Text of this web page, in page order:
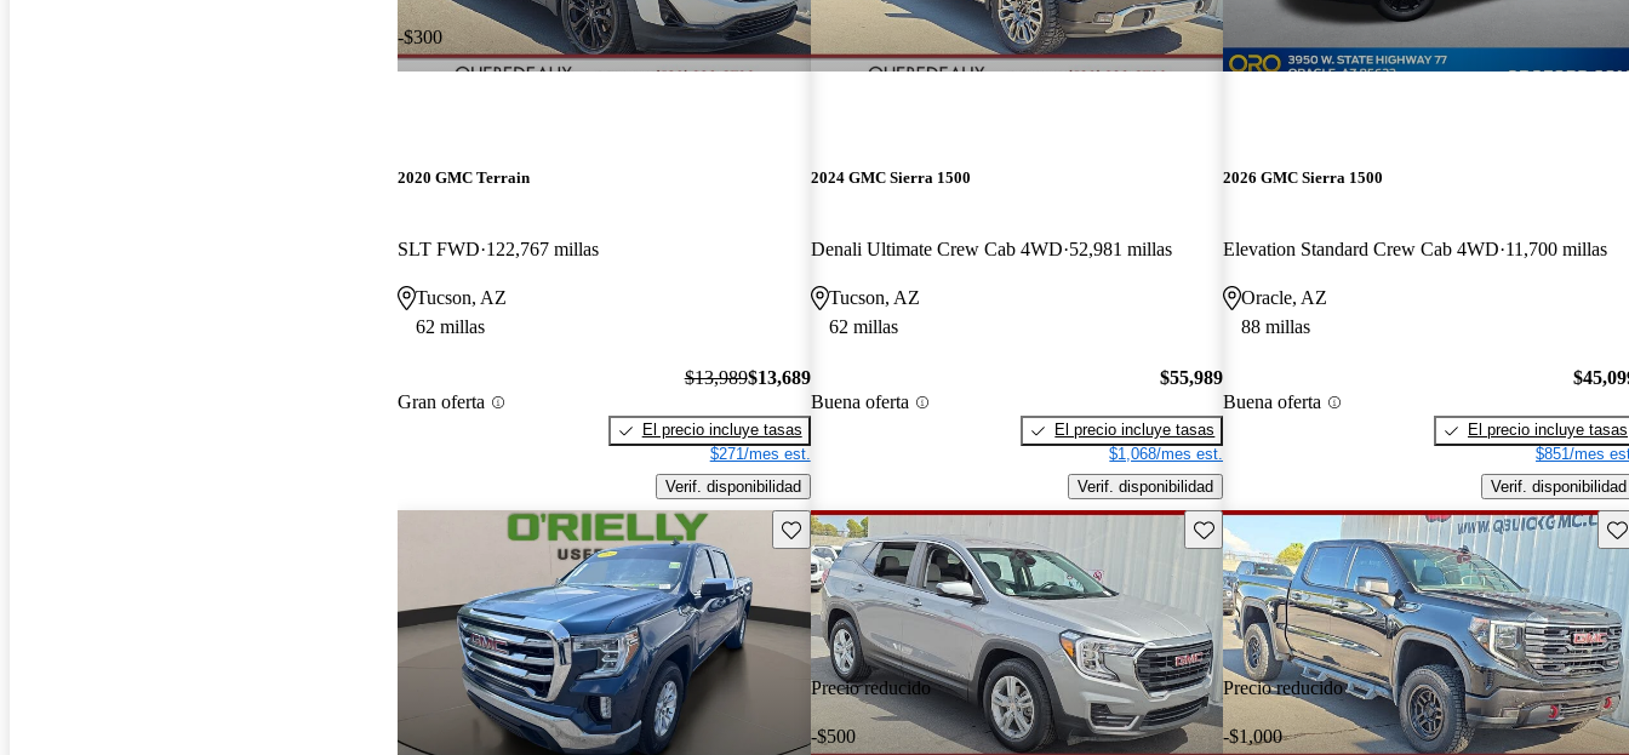
-$300
2020 GMC Terrain
SLT FWD 122,767 millas
Tucson, AZ
62 millas
Gran oferta
$13,989$13,689
El precio incluye tasas
$271/mes est.
Verif. disponibilidad
2024 GMC Sierra 1500
Denali Ultimate Crew Cab 4WD 52,981 millas
Tucson, AZ
62 millas
Buena oferta
$55,989
El precio incluye tasas
$1,068/mes est.
Verif. disponibilidad
2026 GMC Sierra 1500
Elevation Standard Crew Cab 4WD 11,700 millas
Oracle, AZ
88 millas
Buena oferta
El precio incluye tasas
$851/mes
Verif. disponibilidad
Guarda este Aviso
Precio reducido
-$500
Guarda este Aviso
Precio reducido
-$1,000